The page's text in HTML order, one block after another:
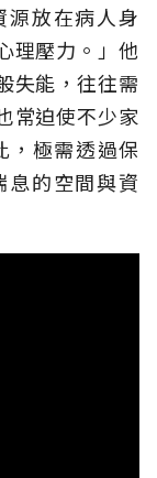
放在病人身
理壓力。」他
失能，往往需
常迫使不少家
，極需透過保
的空間與資